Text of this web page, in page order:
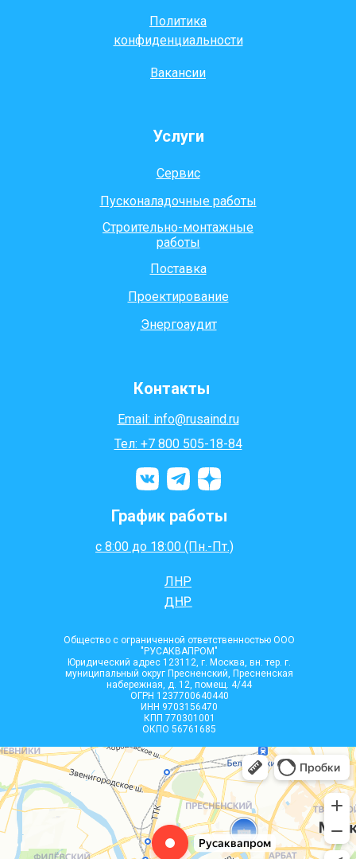
Услуги
Проектирование
Контакты
Email: info@rusaind.ru
Тел: +7 800 505-18-84
Общество с ограниченной ответственностью ООО
"РУСАКВАПРОМ"
Юридический адрес 123112, г. Москва, вн. тер. г.
муниципальный округ Пресненский, Пресненская
набережная, д. 12, помещ. 4/44
ОГРН 1237700640440
ИНН 9703156470
КПП 770301001
ОКПО 56761685
Энергоаудит
Политика
конфиденциальности
Поставка
Строительно-монтажные
работы
Пусконаладочные работы
Сервис
Вакансии
ДНР
ЛНР
с 8:00 до 18:00 (Пн.-Пт.)
График работы